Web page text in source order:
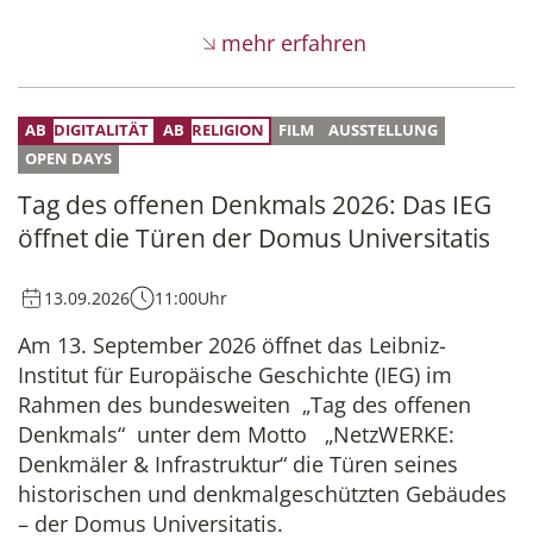
mehr erfahren
DIGITALITÄT RELIGION FILM
AUSSTELLUNG
OPEN DAYS
Tag des offenen Denkmals 2026: Das IEG
öffnet die Türen der Domus Universitatis
13.09.2026 11:00Uhr
Am 13. September 2026 öffnet das Leibniz-
Institut für Europäische Geschichte (IEG) im
Rahmen des bundesweiten „Tag des offenen
Denkmals“ unter dem Motto „NetzWERKE:
Denkmäler & Infrastruktur“ die Türen seines
historischen und denkmalgeschützten Gebäudes
– der Domus Universitatis.